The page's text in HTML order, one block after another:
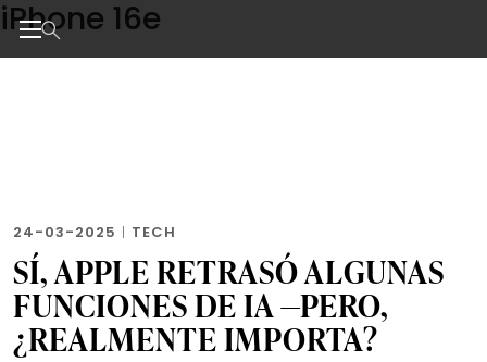
Skip
to
the
iPhone 16e
24-03-2025 | TECH
SÍ, APPLE RETRASÓ ALGUNAS
FUNCIONES DE IA —PERO,
¿REALMENTE IMPORTA?